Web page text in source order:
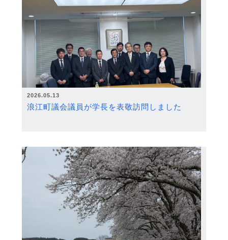
2026.05.13
浪江町議会議員が学長を表敬訪問しました